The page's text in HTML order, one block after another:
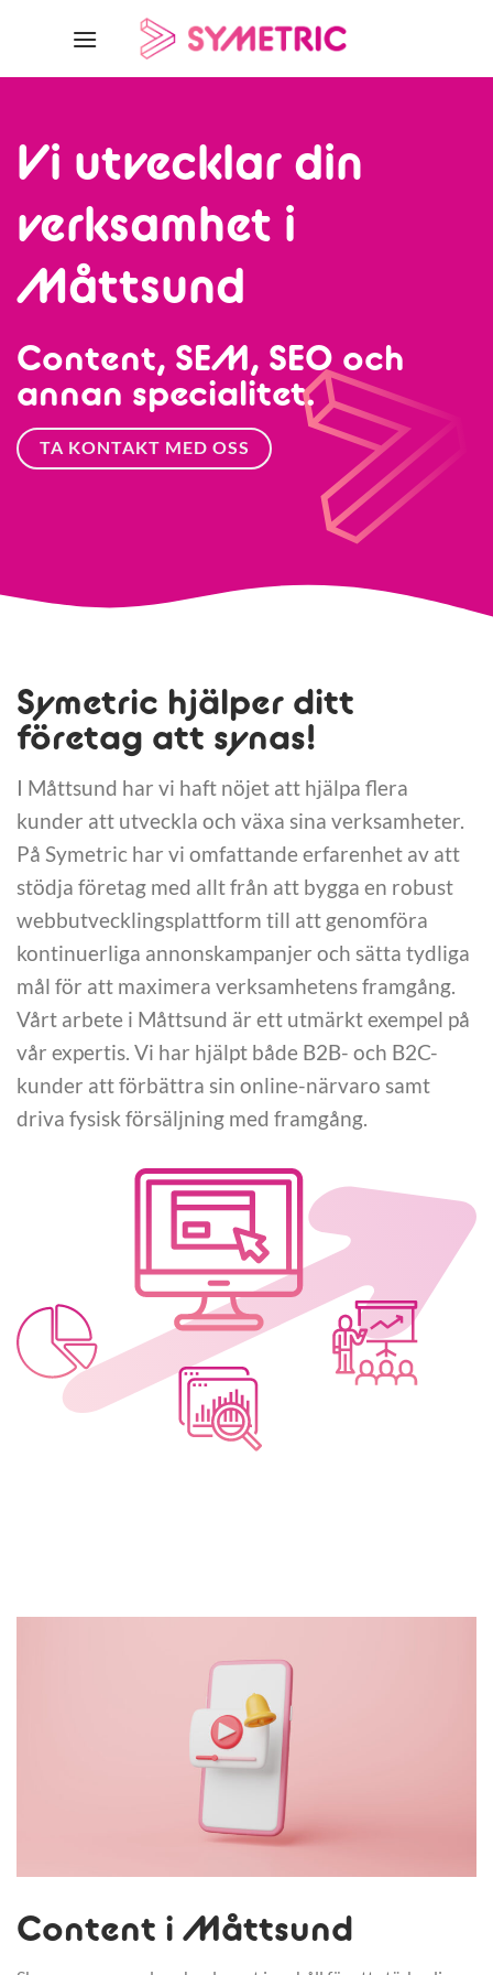
Vi utvecklar din
verksamhet i
Måttsund
Content, SEM, SEO och
annan specialitet.
TA KONTAKT MED OSS
Symetric hjälper ditt
företag att synas!
I Måttsund har vi haft nöjet att hjälpa flera
kunder att utveckla och växa sina verksamheter.
På Symetric har vi omfattande erfarenhet av att
stödja företag med allt från att bygga en robust
webbutvecklingsplattform till att genomföra
kontinuerliga annonskampanjer och sätta tydliga
mål för att maximera verksamhetens framgång.
Vårt arbete i Måttsund är ett utmärkt exempel på
vår expertis. Vi har hjälpt både B2B- och B2C-
kunder att förbättra sin online-närvaro samt
driva fysisk försäljning med framgång.
Content i Måttsund